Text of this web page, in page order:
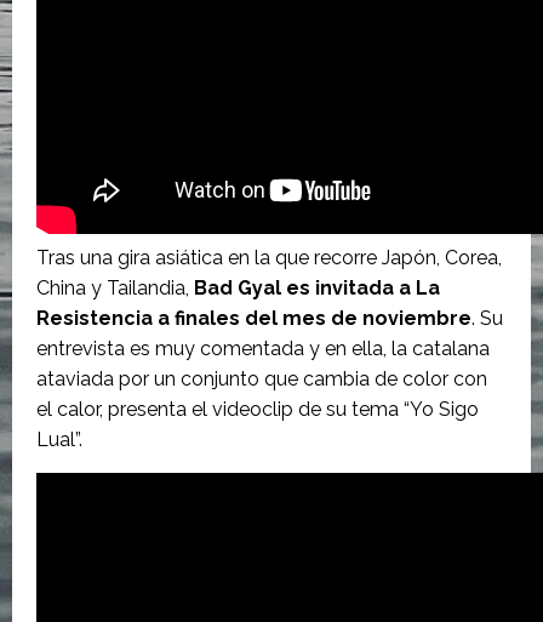
Tras una gira asiática en la que recorre Japón, Corea,
China y Tailandia, Bad Gyal es invitada a La
Resistencia a finales del mes de noviembre. Su
entrevista es muy comentada y en ella, la catalana
ataviada por un conjunto que cambia de color con
el calor, presenta el videoclip de su tema “Yo Sigo
Lual”.